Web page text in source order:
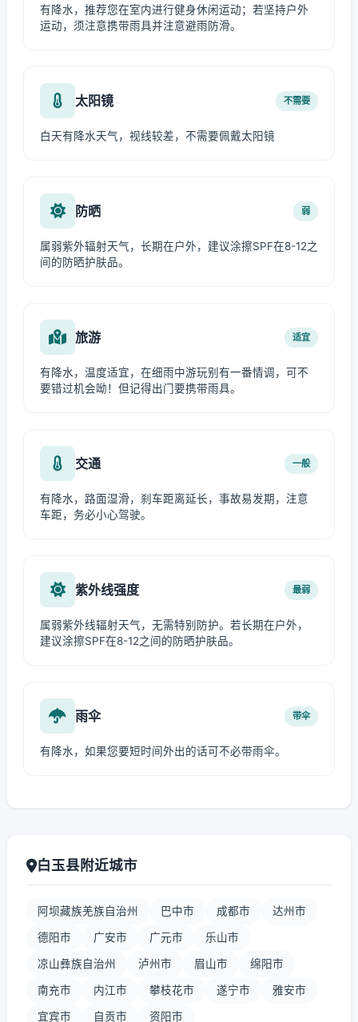
有降水，推荐您在室内进行健身休闲运动；若坚持户外
运动，须注意携带雨具并注意避雨防滑。
太阳镜 不需要
白天有降水天气，视线较差，不需要佩戴太阳镜
防晒 弱
属弱紫外辐射天气，长期在户外，建议涂擦SPF在8-12之
间的防晒护肤品。
旅游 适宜
有降水，温度适宜，在细雨中游玩别有一番情调，可不
要错过机会呦！但记得出门要携带雨具。
交通 一般
有降水，路面湿滑，刹车距离延长，事故易发期，注意
车距，务必小心驾驶。
紫外线强度 最弱
属弱紫外线辐射天气，无需特别防护。若长期在户外，
建议涂擦SPF在8-12之间的防晒护肤品。
雨伞 带伞
有降水，如果您要短时间外出的话可不必带雨伞。
白玉县附近城市
阿坝藏族羌族自治州 巴中市 成都市 达州市
德阳市 广安市 广元市 乐山市
凉山彝族自治州 泸州市 眉山市 绵阳市
南充市 内江市 攀枝花市 遂宁市 雅安市
宜宾市 自贡市 资阳市